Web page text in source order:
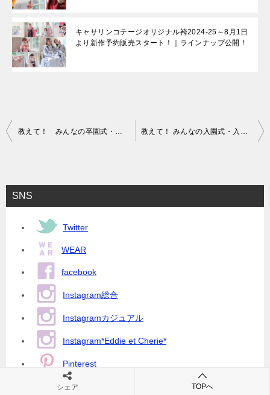
キャサリンコテージオリジナル袴2024-25～8月1日
より新作予約販売スタート！｜ラインナップ公開！
投
ビ
ゲ
教えて！ みんなの卒園式・卒業式！｜2017年春 教えて！ みんなの入園式・入学式！｜2017年春
SNS
Twitter
WEAR
facebook
Instagram総合
Instagramカジュアル
Instagram*Eddie et Cherie*
Pinterest
youtubeメインチャンネル
シェア TOPへ